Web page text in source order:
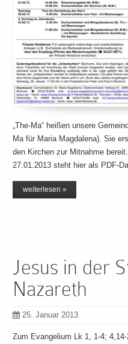
„The-Ma“ heißen unsere
Ma für Maria Magdalena). Sie
den Kirchen zur Mitnahme
27.01.2013 steht hier als PDF-
weiterlesen »
Jesus in der
Nazareth
25. Januar 2013
Zum Evangelium Lk 1, 1-4;